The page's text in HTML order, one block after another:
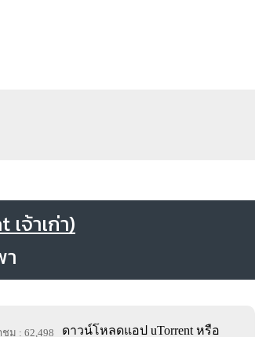
จ้าเก่า)
ชม : 62,498
ดาวน์โหลดแอป uTorrent หรือ